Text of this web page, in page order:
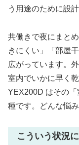
う用途のために設
共働きで夜にまと
きにくい」「部屋
広がっています。
室内でいかに早く
YEX200D はその
種です。どんな悩
こういう状況